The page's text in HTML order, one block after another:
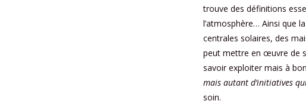
trouve des définitions
l’atmosphère… Ainsi que
centrales solaires, des
peut mettre en œuvre de
savoir exploiter mais à
mais autant d’initiatives
soin.